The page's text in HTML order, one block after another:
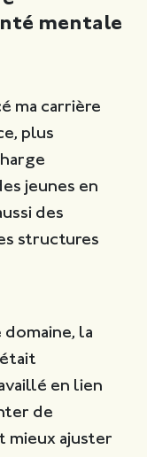
mentale
ma carrière
plus
jeunes en
des
structures
domaine, la
en lien
de
mieux ajuster